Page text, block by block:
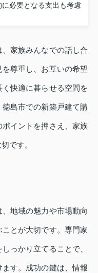
に必要となる支出も考慮
家族みんなでの話し合
尊重し、お互いの希望
快適に暮らせる空間を
島市での新築戸建て購
イントを押さえ、家族
です。
地域の魅力や市場動向
とが大切です。専門家
っかり立てることで、
す。成功の鍵は、情報